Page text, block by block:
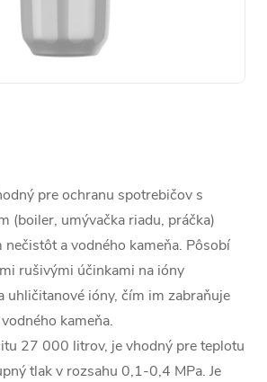
pre ochranu spotrebičov s
(boiler, umývačka riadu, práčka)
nečistôt a vodného kameňa. Pôsobí
rušivými účinkami na ióny
uhličitanové ióny, čím im zabraňuje
kameňa.
27 000 litrov, je vhodný pre teplotu
tlak v rozsahu 0,1-0,4 MPa. Je